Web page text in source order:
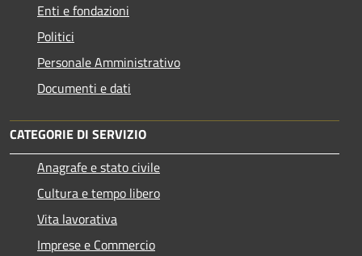
Enti e fondazioni
Politici
Personale Amministrativo
Documenti e dati
CATEGORIE DI SERVIZIO
Anagrafe e stato civile
Cultura e tempo libero
Vita lavorativa
Imprese e Commercio